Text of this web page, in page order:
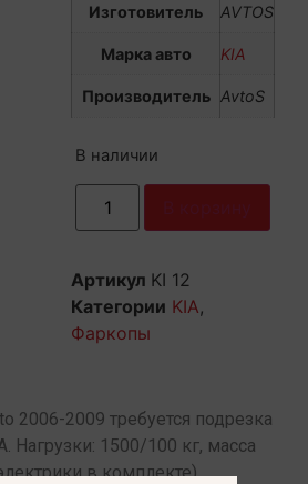
Изготовитель AVTOS
Марка авто KIA
Производитель AvtoS
В наличии
Артикул KI 12
Категории KIA,
Фаркопы
2006-2009 требуется подрезка
Нагрузки: 1500/100 кг, масса
в комплекте)